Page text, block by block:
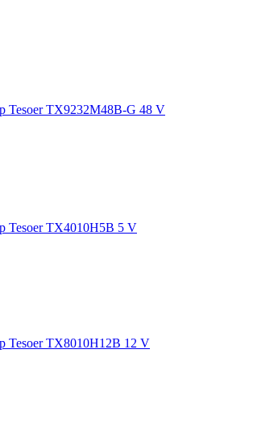
Tesoer TX9232M48B-G 48 V
Tesoer TX4010H5B 5 V
Tesoer TX8010H12B 12 V